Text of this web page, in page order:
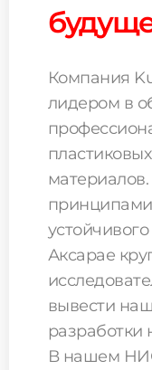
Компания
лидером в
Аксарае
вывести
разработки
В нашем